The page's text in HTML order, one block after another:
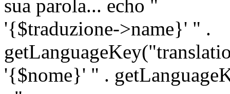
sua parola... echo "
'{$traduzione->name}' " .
'{$nome}' " .